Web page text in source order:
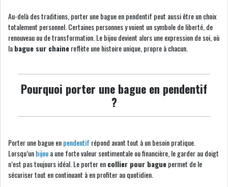
Au-delà des traditions, porter une bague en pendentif peut aussi être un choix
totalement personnel. Certaines personnes y voient un symbole de liberté, de
renouveau ou de transformation. Le bijou devient alors une expression de soi, où
labague sur chainereflète une histoire unique, propre à chacun.
Pourquoi porter une bague en pendentif
?
Porter une bague enpendentif répond avant tout à un besoin pratique.
Lorsqu’unbijoua une forte valeur sentimentale ou financière, le garder au doigt
n’est pas toujours idéal. Le porter encollier pour baguepermet de le
sécuriser tout en continuant à en profiter au quotidien.